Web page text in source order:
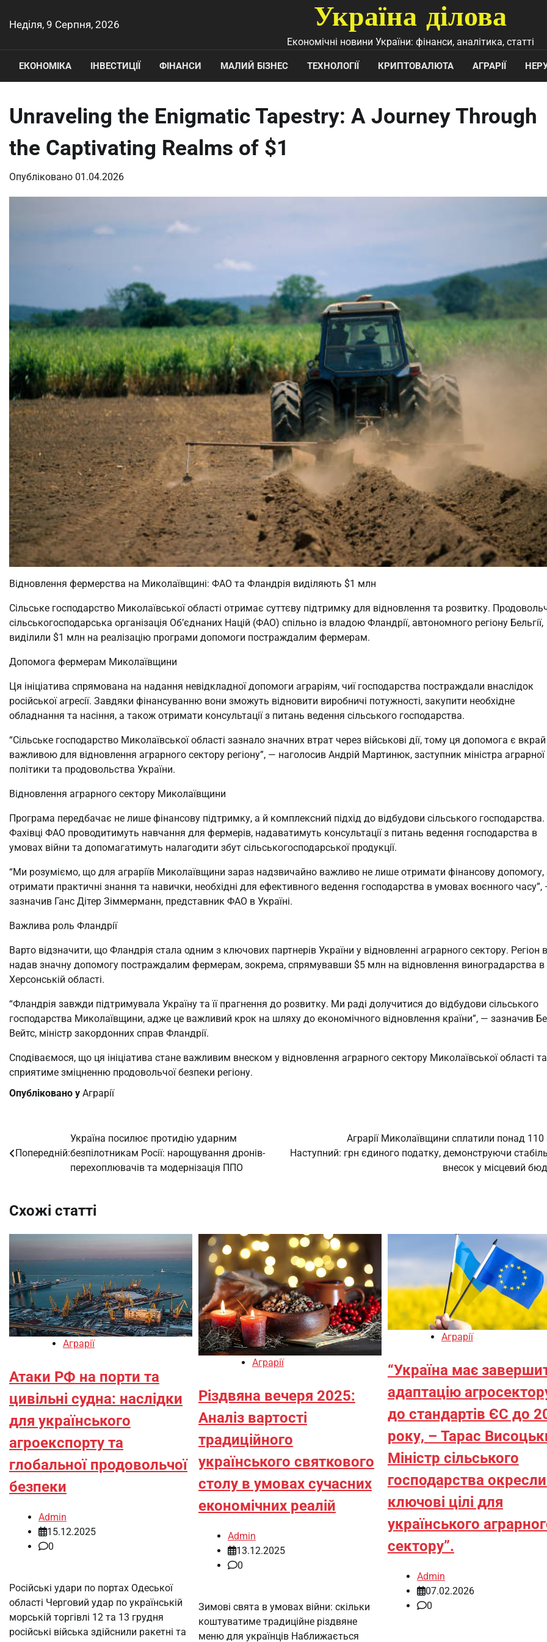
доНеділя, 9 Серпня, 2026 Україна ділова
Економічні новини України: фінанси, аналітика, статті
ЕКОНОМІКА ІНВЕСТИЦІЇ ФІНАНСИ МАЛИЙ БІЗНЕС ТЕХНОЛОГІЇ КРИПТОВАЛЮТА АГРАРІЇ
Unraveling the Enigmatic Tapestry: A Journey Through
the Captivating Realms of $1
Опубліковано 01.04.2026
Відновлення фермерства на Миколаївщині: ФАО та Фландрія виділяють $1 млн
Сільське господарство Миколаївської області отримає суттєву підтримку для відновлення та розвитку.
сільськогосподарська організація Об’єднаних Націй (ФАО) спільно із владою Фландрії, автономного регіону Бельгії,
виділили $1 млн на реалізацію програми допомоги постраждалим фермерам.
Допомога фермерам Миколаївщини
Ця ініціатива спрямована на надання невідкладної допомоги аграріям, чиї господарства постраждали внаслідок
російської агресії. Завдяки фінансуванню вони зможуть відновити виробничі потужності, закупити необхідне
обладнання та насіння, а також отримати консультації з питань ведення сільського господарства.
“Сільське господарство Миколаївської області зазнало значних втрат через військові дії, тому ця допомога є вкрай
важливою для відновлення аграрного сектору регіону”, — наголосив Андрій Мартинюк, заступник міністра аграрної
політики та продовольства України.
Відновлення аграрного сектору Миколаївщини
Програма передбачає не лише фінансову підтримку, а й комплексний підхід до відбудови сільського господарства.
Фахівці ФАО проводитимуть навчання для фермерів, надаватимуть консультації з питань ведення господарства в
умовах війни та допомагатимуть налагодити збут сільськогосподарської продукції.
“Ми розуміємо, що для аграріїв Миколаївщини зараз надзвичайно важливо не лише отримати фінансову допомогу,
отримати практичні знання та навички, необхідні для ефективного ведення господарства в умовах воєнного часу”,
зазначив Ганс Дітер Зіммерманн, представник ФАО в Україні.
Важлива роль Фландрії
Варто відзначити, що Фландрія стала одним з ключових партнерів України у відновленні аграрного сектору. Регіон
надав значну допомогу постраждалим фермерам, зокрема, спрямувавши $5 млн на відновлення виноградарства в
Херсонській області.
“Фландрія завжди підтримувала Україну та її прагнення до розвитку. Ми раді долучитися до відбудови сільського
господарства Миколаївщини, адже це важливий крок на шляху до економічного відновлення країни”, — зазначив
Вейтс, міністр закордонних справ Фландрії.
Сподіваємося, що ця ініціатива стане важливим внеском у відновлення аграрного сектору Миколаївської області та
сприятиме зміцненню продовольчої безпеки регіону.
Опубліковано у Аграрії
Навігація
записів
Попередній:
Україна посилює протидію ударним
безпілотникам Росії: нарощування дронів-
перехоплювачів та модернізація ППО
Наступний:
Аграрії Миколаївщини сплатили понад
грн єдиного податку, демонструючи
внесок у місцевий
Схожі статті
Аграрії
Атаки РФ на порти та
цивільні судна: наслідки
для українського
агроекспорту та
глобальної продовольчої
безпеки
Admin
15.12.2025
0
Російські удари по портах Одеської
області Черговий удар по українській
морській торгівлі 12 та 13 грудня
російські війська здійснили ракетні та
Аграрії
Різдвяна вечеря 2025:
Аналіз вартості
традиційного
українського святкового
столу в умовах сучасних
економічних реалій
Admin
13.12.2025
0
Зимові свята в умовах війни: скільки
коштуватиме традиційне різдвяне
меню для українців Наближається
Аграрії
“Україна має
адаптацію
до стандартів ЄС до
року, – Тарас
Міністр сільського
господарства
ключові цілі для
українського
сектору”.
Admin
07.02.2026
0